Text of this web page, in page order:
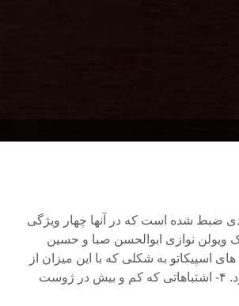
ضبط شده است که در آنها چهار ویژگی
زدن سبک ویولن نوازی ابوالحسن صبا و حسین
ها ۳- استفاده از تکنیک های اسپیکاتو به شکلی که با این میزان از
مهارت در کمتر ویولنیست سبک ایرانی ای دیده می شود. ۴- اشتباهاتی که کم و بیش در ژوست